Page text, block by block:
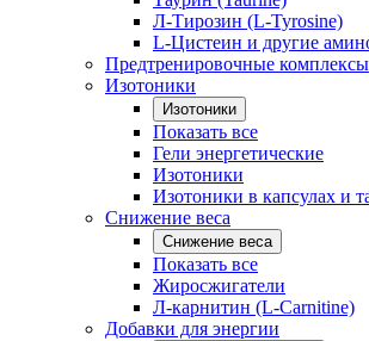
Л-Тирозин (L-Tyrosine)
L-Цистеин и другие
Предтренировочные комплексы
Изотоники
Изотоники
Показать все
Гели энергетические
Изотоники
Изотоники в капсулах и
Снижение веса
Снижение веса
Показать все
Жиросжигатели
Л-карнитин (L-Carnitine)
Добавки для энергии